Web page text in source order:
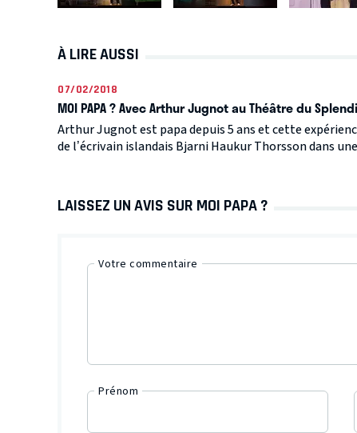
À LIRE AUSSI
07/02/2018
MOI PAPA ? Avec Arthur Jugnot au Théâtre du
Arthur Jugnot est papa depuis 5 ans et cette
de l’écrivain islandais Bjarni Haukur Thorsson dans
LAISSEZ UN AVIS SUR MOI PAPA ?
Votre commentaire
Prénom